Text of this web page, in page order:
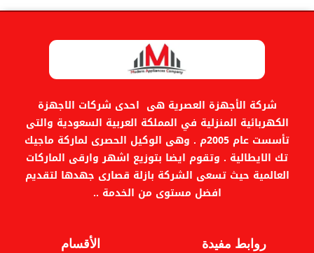
شركة الأجهزة العصرية هى احدى شركات الاجهزة
الكهربائية المنزلية في المملكة العربية السعودية والتى
تأسست عام 2005م . وهى الوكيل الحصرى لماركة ماجيك
تك الايطالية . وتقوم ايضا بتوزيع اشهر وارقى الماركات
العالمية حيث تسعى الشركة بازلة قصارى جهدها لتقديم
افضل مستوى من الخدمة ..
روابط مفيدة الأقسام